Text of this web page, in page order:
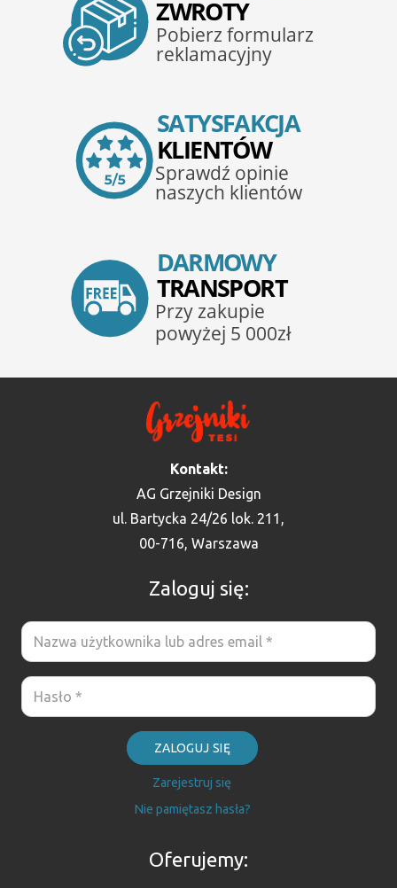
Kontakt:
AG Grzejniki Design
ul. Bartycka 24/26 lok. 211,
00-716, Warszawa
Zaloguj się:
ZALOGUJ SIĘ
Zarejestruj się
Nie pamiętasz hasła?
Oferujemy: